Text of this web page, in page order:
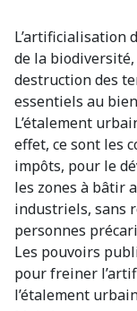
L’artificialisation
de la
destruction des
essentiels au
L’étalement
effet, ce sont les
impôts, pour le
les zones à bâtir
industriels, sans
personnes
Les pouvoirs
pour freiner
l’étalement